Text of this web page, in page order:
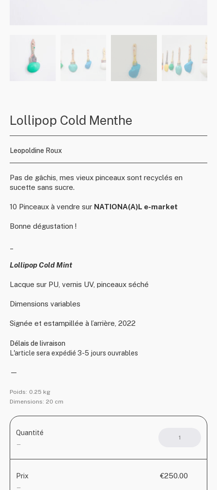
Lollipop Cold Menthe
Leopoldine Roux
Pas de gâchis, mes vieux pinceaux sont recyclés en
sucette sans sucre.
10 Pinceaux à vendre sur NATIONA(A)L e-market
Bonne dégustation !
Lollipop Cold Mint
Lacque sur PU, vernis UV, pinceaux séché
Dimensions variables
Signée et estampillée à l’arrière, 2022
Délais de livraison
L'article sera expédié 3-5 jours ouvrables
—
Poids: 0.25 kg
Dimensions: 20 cm
Quantité
—
Cold
Prix
—
€250.00